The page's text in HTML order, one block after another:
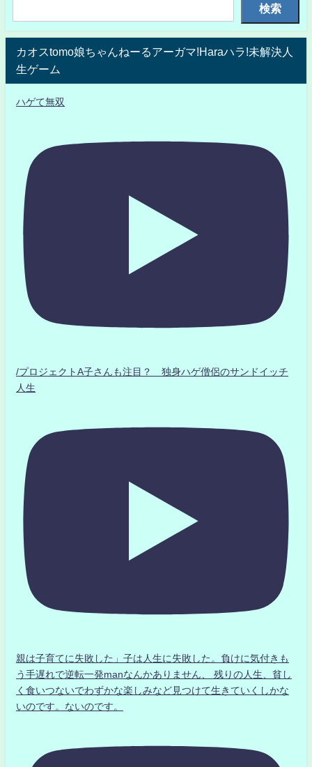
検索
カオスtomo娘ちゃんねーるアーガマ!Haraハラ!未解決人
生ゲーム
ハゲて無双
/プロジェクトA子さんも注目？ 独身ハゲ僧侶のサンドイッチ
人生
親は子育てに失敗した」子は人生に失敗した。負けに気付きも
う手遅れで逆転一発manなんかありません、 残りの人生、貧し
く食いつないでわずかな楽しみなど見つけて生きていくしかな
いのです。ないのです。